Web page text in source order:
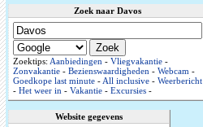
Zoek naar Davos
Zoektips: Aanbiedingen- Vliegvakantie-
Zonvakantie- Bezienswaardigheden- Webcam-
Goedkope last minute-All inclusive- Weerbericht
- Het weer in- Vakantie- Excursies-
Website gegevens